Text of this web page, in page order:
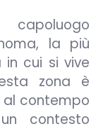
la più
in cui si vive
zona è
contempo
contesto